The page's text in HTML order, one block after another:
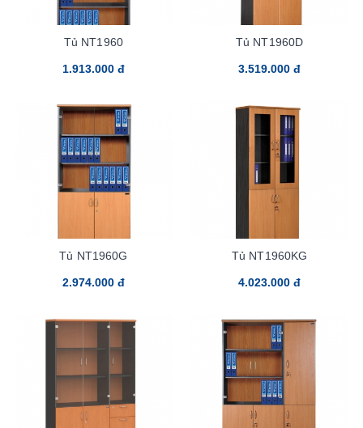
Tủ NT1960
1.913.000 đ
Tủ NT1960D
3.519.000 đ
Tủ NT1960G
2.974.000 đ
Tủ NT1960KG
4.023.000 đ